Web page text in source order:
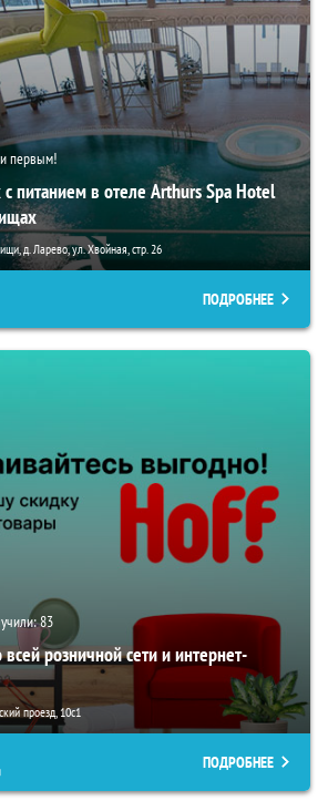
первым!
питанием в отеле Arthurs Spa Hotel
д. Ларево, ул. Хвойная, стр. 26
ПОДРОБНЕЕ
83
розничной сети и интернет-
проезд, 10с1
ПОДРОБНЕЕ